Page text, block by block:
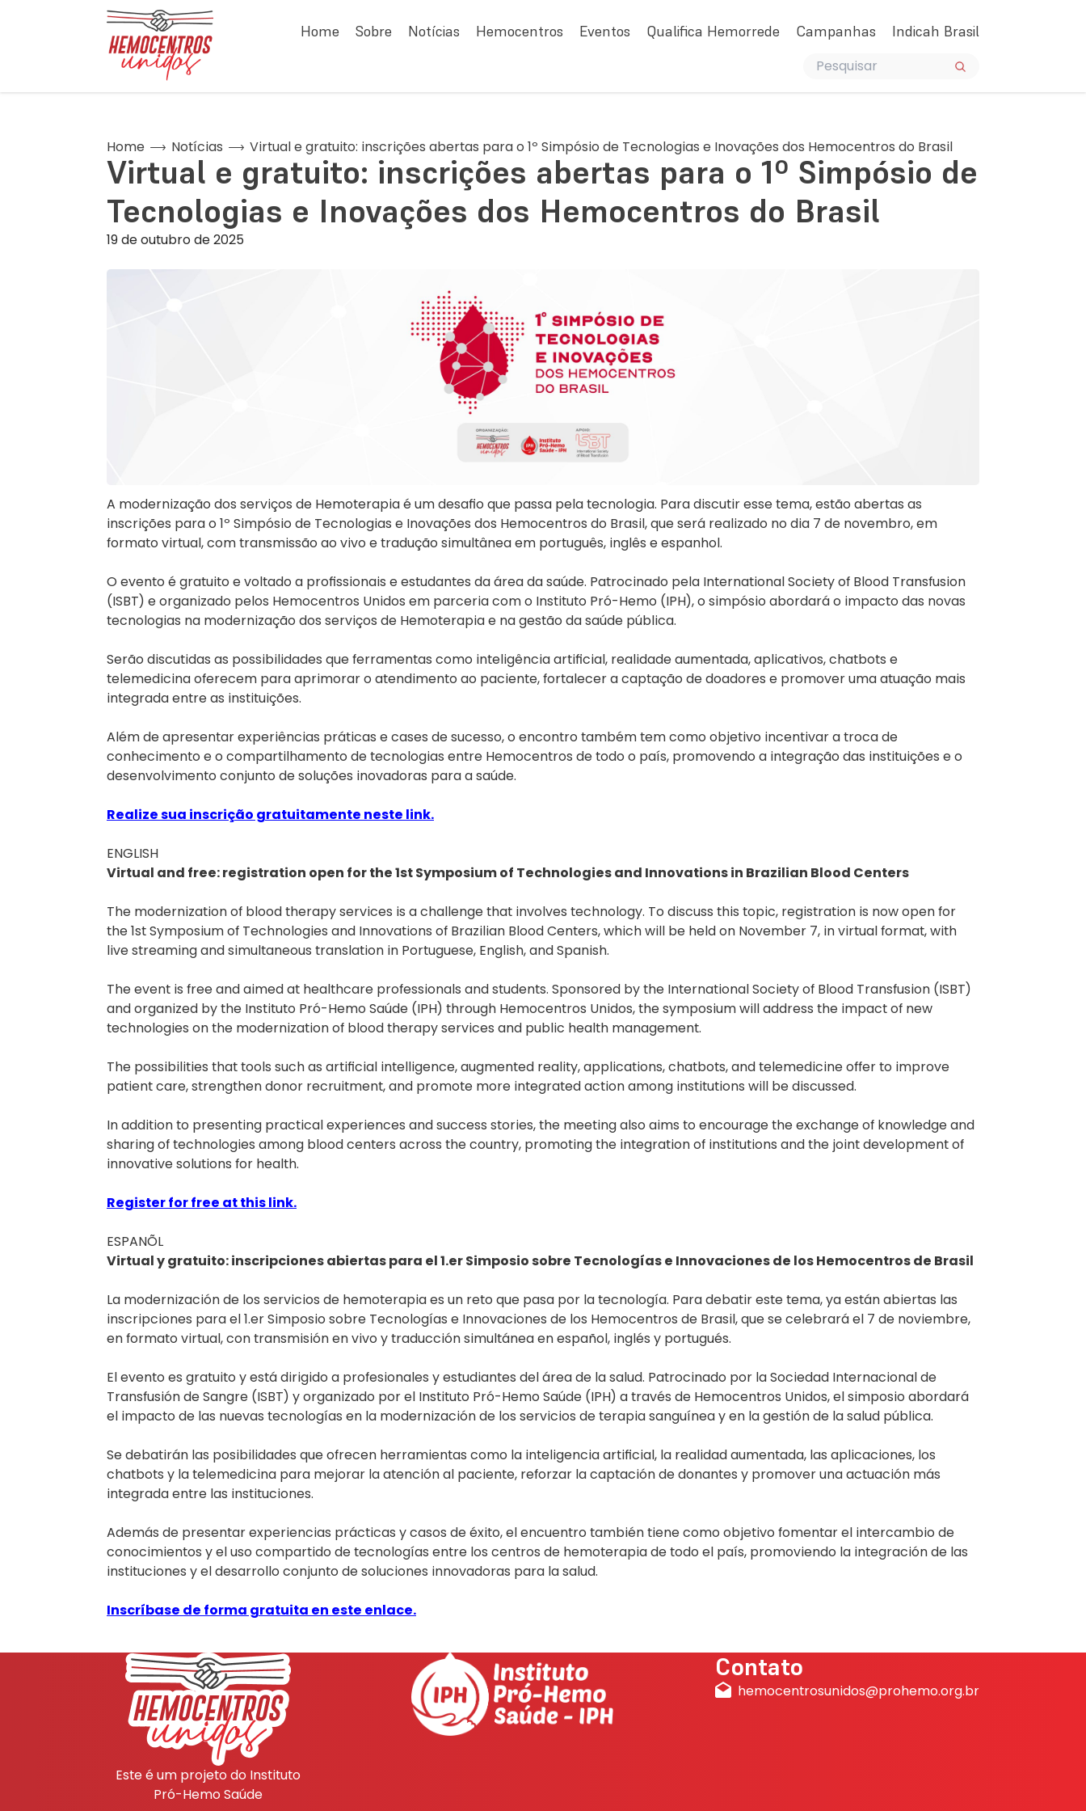
Home Sobre Notícias Hemocentros Eventos Qualifica Hemorrede Campanhas Indicah Brasil
Home Notícias Virtual e gratuito: inscrições abertas para o 1º Simpósio de Tecnologias e Inovações dos Hemocentros do Brasil
Virtual e gratuito: inscrições abertas para o 1º Simpósio de
Tecnologias e Inovações dos Hemocentros do Brasil
19 de outubro de 2025
A modernização dos serviços de Hemoterapia é um desafio que passa pela tecnologia. Para discutir esse tema, estão abertas as
inscrições para o 1º Simpósio de Tecnologias e Inovações dos Hemocentros do Brasil, que será realizado no dia 7 de novembro, em
formato virtual, com transmissão ao vivo e tradução simultânea em português, inglês e espanhol.
O evento é gratuito e voltado a profissionais e estudantes da área da saúde. Patrocinado pela International Society of Blood Transfusion
(ISBT) e organizado pelos Hemocentros Unidos em parceria com o Instituto Pró-Hemo (IPH), o simpósio abordará o impacto das novas
tecnologias na modernização dos serviços de Hemoterapia e na gestão da saúde pública.
Serão discutidas as possibilidades que ferramentas como inteligência artificial, realidade aumentada, aplicativos, chatbots e
telemedicina oferecem para aprimorar o atendimento ao paciente, fortalecer a captação de doadores e promover uma atuação mais
integrada entre as instituições.
Além de apresentar experiências práticas e cases de sucesso, o encontro também tem como objetivo incentivar a troca de
conhecimento e o compartilhamento de tecnologias entre Hemocentros de todo o país, promovendo a integração das instituições e o
desenvolvimento conjunto de soluções inovadoras para a saúde.
Realize sua inscrição gratuitamente neste link.
ENGLISH
Virtual and free: registration open for the 1st Symposium of Technologies and Innovations in Brazilian Blood Centers
The modernization of blood therapy services is a challenge that involves technology. To discuss this topic, registration is now open for
the 1st Symposium of Technologies and Innovations of Brazilian Blood Centers, which will be held on November 7, in virtual format, with
live streaming and simultaneous translation in Portuguese, English, and Spanish.
The event is free and aimed at healthcare professionals and students. Sponsored by the International Society of Blood Transfusion (ISBT)
and organized by the Instituto Pró-Hemo Saúde (IPH) through Hemocentros Unidos, the symposium will address the impact of new
technologies on the modernization of blood therapy services and public health management.
The possibilities that tools such as artificial intelligence, augmented reality, applications, chatbots, and telemedicine offer to improve
patient care, strengthen donor recruitment, and promote more integrated action among institutions will be discussed.
In addition to presenting practical experiences and success stories, the meeting also aims to encourage the exchange of knowledge and
sharing of technologies among blood centers across the country, promoting the integration of institutions and the joint development of
innovative solutions for health.
Register for free at this link.
ESPANÕL
Virtual y gratuito: inscripciones abiertas para el 1.er Simposio sobre Tecnologías e Innovaciones de los Hemocentros de Brasil
La modernización de los servicios de hemoterapia es un reto que pasa por la tecnología. Para debatir este tema, ya están abiertas las
inscripciones para el 1.er Simposio sobre Tecnologías e Innovaciones de los Hemocentros de Brasil, que se celebrará el 7 de noviembre,
en formato virtual, con transmisión en vivo y traducción simultánea en español, inglés y portugués.
El evento es gratuito y está dirigido a profesionales y estudiantes del área de la salud. Patrocinado por la Sociedad Internacional de
Transfusión de Sangre (ISBT) y organizado por el Instituto Pró-Hemo Saúde (IPH) a través de Hemocentros Unidos, el simposio abordará
el impacto de las nuevas tecnologías en la modernización de los servicios de terapia sanguínea y en la gestión de la salud pública.
Se debatirán las posibilidades que ofrecen herramientas como la inteligencia artificial, la realidad aumentada, las aplicaciones, los
chatbots y la telemedicina para mejorar la atención al paciente, reforzar la captación de donantes y promover una actuación más
integrada entre las instituciones.
Además de presentar experiencias prácticas y casos de éxito, el encuentro también tiene como objetivo fomentar el intercambio de
conocimientos y el uso compartido de tecnologías entre los centros de hemoterapia de todo el país, promoviendo la integración de las
instituciones y el desarrollo conjunto de soluciones innovadoras para la salud.
Inscríbase de forma gratuita en este enlace.
Este é um projeto do Instituto
Pró-Hemo Saúde
Contato
hemocentrosunidos@prohemo.org.br